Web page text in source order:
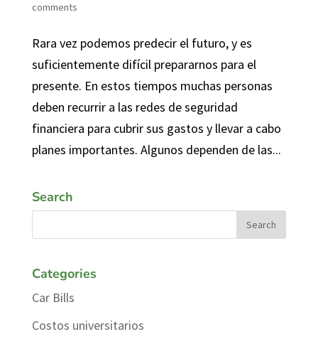
comments
Rara vez podemos predecir el futuro, y es
suficientemente difícil prepararnos para el
presente. En estos tiempos muchas personas
deben recurrir a las redes de seguridad
financiera para cubrir sus gastos y llevar a cabo
planes importantes. Algunos dependen de las...
Search
Categories
Car Bills
Costos universitarios